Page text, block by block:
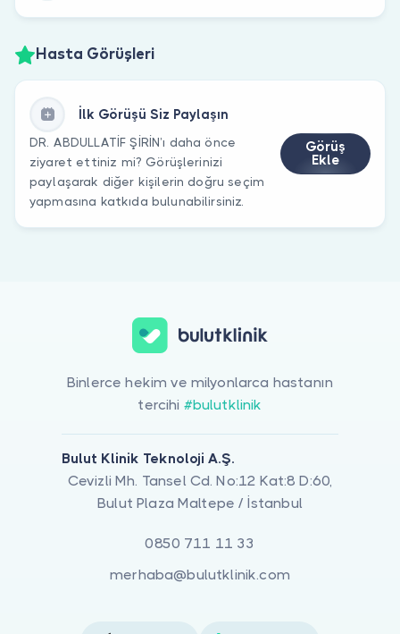
Hasta Görüşleri
İlk Görüşü Siz Paylaşın
DR. ABDULLATİF ŞİRİN’ı daha önce
ziyaret ettiniz mi? Görüşlerinizi
paylaşarak diğer kişilerin doğru seçim
yapmasına katkıda bulunabilirsiniz.
Görüş
Ekle
Binlerce hekim ve milyonlarca hastanın
tercihi #bulutklinik
Bulut Klinik Teknoloji A.Ş.
Cevizli Mh. Tansel Cd. No:12 Kat:8 D:60,
Bulut Plaza Maltepe / İstanbul
0850 711 11 33
merhaba@bulutklinik.com